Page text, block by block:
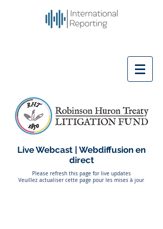
Live Webcast | Webdiffusion en
direct
Please refresh this page for live updates
Veuillez actualiser cette page pour les mises à jour